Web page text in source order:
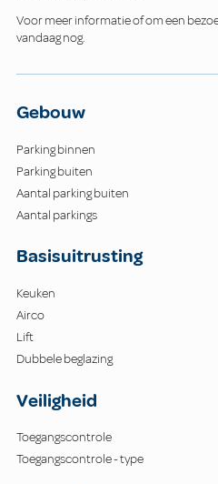
Voor meer informatie of om een
vandaag nog.
Gebouw
Parking binnen
Parking buiten
Aantal parking buiten
Aantal parkings
Basisuitrusting
Keuken
Airco
Lift
Dubbele beglazing
Veiligheid
Toegangscontrole
Toegangscontrole - type